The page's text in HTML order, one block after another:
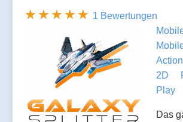
1 Bewertungen
Action
2D
Play
Das